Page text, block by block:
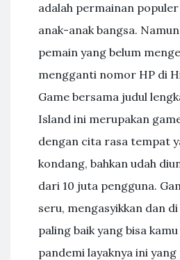
adalah permainan
anak-anak bangsa.
pemain yang belum
mengganti nomor HP di
Game bersama judul
Island ini merupakan
dengan cita rasa tempat
kondang, bahkan udah
dari 10 juta pengguna.
seru, mengasyikkan dan
paling baik yang bisa
pandemi layaknya ini